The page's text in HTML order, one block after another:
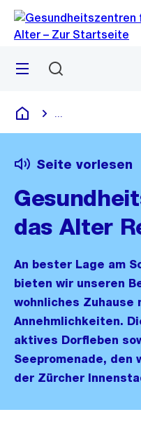
Navigation
Sprunglink
Menü
Gesundheitszentren
Seite vorlesen
das Alter
An bester Lage am
bieten wir unseren
wohnliches Zuhause
Annehmlichkeiten.
aktives Dorfleben
Seepromenade, den
der Zürcher